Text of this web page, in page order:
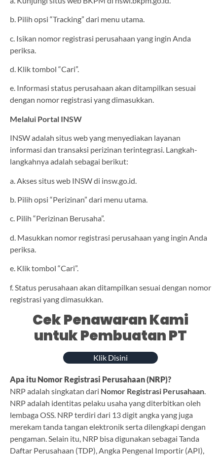
b. Pilih opsi “Tracking” dari menu utama.
c. Isikan nomor registrasi perusahaan yang ingin Anda
periksa.
d. Klik tombol “Cari”.
e. Informasi status perusahaan akan ditampilkan sesuai
dengan nomor registrasi yang dimasukkan.
Melalui Portal INSW
INSW adalah situs web yang menyediakan layanan
informasi dan transaksi perizinan terintegrasi. Langkah-
langkahnya adalah sebagai berikut:
a. Akses situs web INSW di insw.go.id.
b. Pilih opsi “Perizinan” dari menu utama.
c. Pilih “Perizinan Berusaha”.
d. Masukkan nomor registrasi perusahaan yang ingin Anda
periksa.
e. Klik tombol “Cari”.
f. Status perusahaan akan ditampilkan sesuai dengan nomor
registrasi yang dimasukkan.
Cek Penawaran Kami
untuk Pembuatan PT
Klik Disini
Apa itu Nomor Registrasi Perusahaan (NRP)?
NRP adalah singkatan dari Nomor Registrasi Perusahaan.
NRP adalah identitas pelaku usaha yang diterbitkan oleh
lembaga OSS. NRP terdiri dari 13 digit angka yang juga
merekam tanda tangan elektronik serta dilengkapi dengan
pengaman. Selain itu, NRP bisa digunakan sebagai Tanda
Daftar Perusahaan (TDP), Angka Pengenal Importir (API),